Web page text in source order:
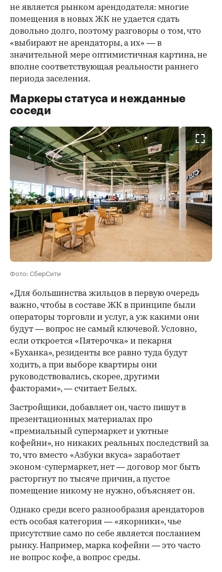
не является рынком арендодателя: многие
помещения в новых ЖК не удается сдать
довольно долго, поэтому разговоры о том, что
«выбирают не арендаторы, а их» — в
значительной мере оптимистичная картина, не
вполне соответствующая реальности раннего
периода заселения.
Маркеры статуса и нежданные
соседи
Фото: СберСити
«Для большинства жильцов в первую очередь
важно, чтобы в составе ЖК в принципе были
операторы торговли и услуг, а уж какими они
будут — вопрос не самый ключевой. Условно,
если откроется «Пятерочка» и пекарня
«Буханка», резиденты все равно туда будут
ходить, а при выборе квартиры они
руководствовались, скорее, другими
факторами», — считает Белых.
Застройщики, добавляет он, часто пишут в
презентационных материалах про
«премиальный супермаркет и уютные
кофейни», но никаких реальных последствий за
то, что вместо «Азбуки вкуса» заработает
эконом-супермаркет, нет — договор мог быть
расторгнут по тысяче причин, а пустое
помещение никому не нужно, объясняет он.
Однако среди всего разнообразия арендаторов
есть особая категория — «якорники», чье
присутствие само по себе является посланием
рынку. Например, марка кофейни — это часто
не вопрос кофе, а вопрос среды.